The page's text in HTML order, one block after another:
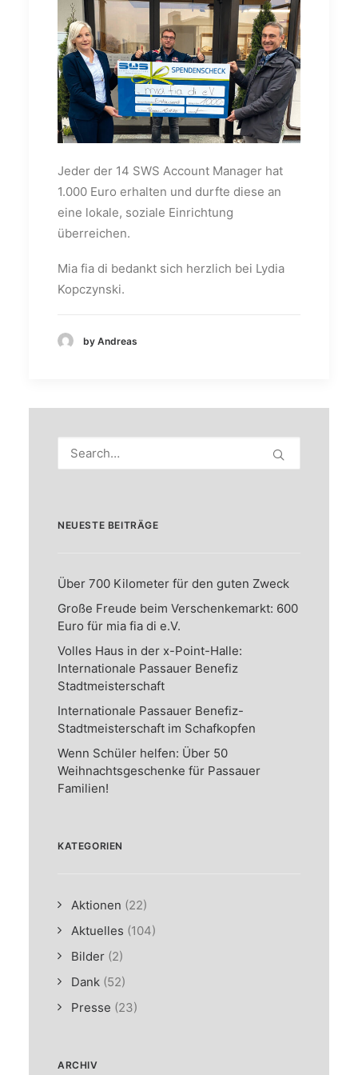
Jeder der 14 SWS Account Manager hat
1.000 Euro erhalten und durfte diese an
eine lokale, soziale Einrichtung
überreichen.
Mia fia di bedankt sich herzlich bei Lydia
Kopczynski.
by Andreas
NEUESTE BEITRÄGE
Über 700 Kilometer für den guten Zweck
Große Freude beim Verschenkemarkt: 600
Euro für mia fia di e.V.
Volles Haus in der x-Point-Halle:
Internationale Passauer Benefiz
Stadtmeisterschaft
Internationale Passauer Benefiz-
Stadtmeisterschaft im Schafkopfen
Wenn Schüler helfen: Über 50
Weihnachtsgeschenke für Passauer
Familien!
KATEGORIEN
Aktionen (22)
Aktuelles (104)
Bilder (2)
Dank (52)
Presse (23)
ARCHIV